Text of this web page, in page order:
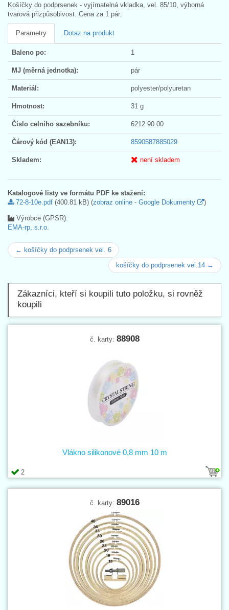
Košíčky do podprsenek - vyjímatelná vkladka, vel. 85/10, výborná
tvarová přizpůsobivost. Cena za 1 pár.
Parametry Dotaz na produkt
Baleno po: 1
MJ (měrná jednotka): pár
Materiál: polyester/polyuretan
Hmotnost: 31 g
Číslo celního sazebníku: 6212 90 00
Čárový kód (EAN13): 8590587885029
Skladem: není skladem
Katalogové listy ve formátu PDF ke stažení:
72-8-10e.pdf (400.81 kB) (zobraz online - Google Dokumenty )
Výrobce (GPSR):
EMA-rp, s.r.o.
← košíčky do podprsenek vel. 6
košíčky do podprsenek vel.14 →
Zákazníci, kteří si koupili tuto položku, si rovněž
koupili
č. karty: 88908
2
Vlákno silikonové 0,8 mm 10 m
č. karty: 89016